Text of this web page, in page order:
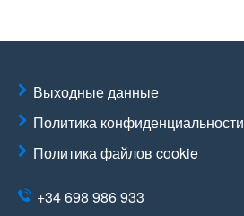
Выходные данные
Политика конфиденциальности
Политика файлов cookie
+34 698 986 933